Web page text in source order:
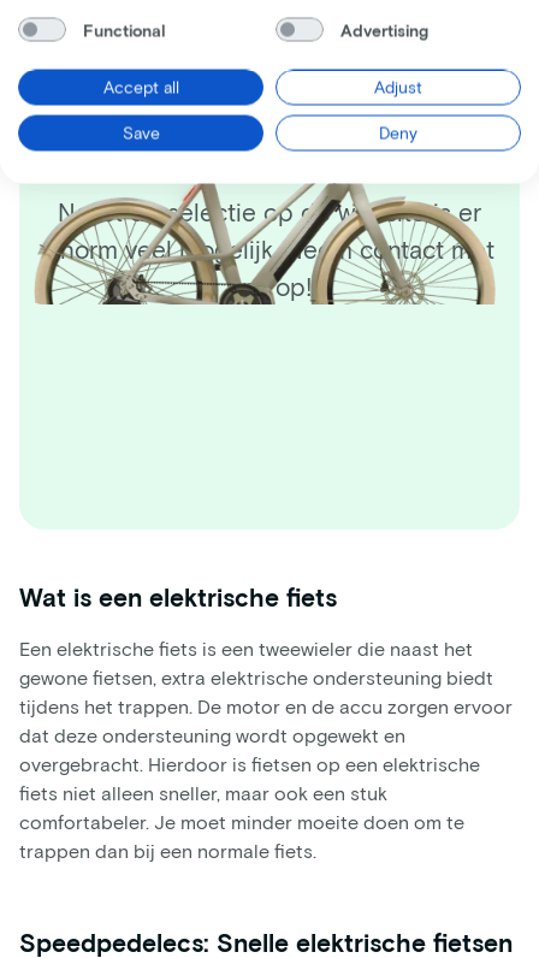
Droomfiets niet
gevonden?
Naast de selectie op de website is er
enorm veel mogelijk. Neem contact met
ons op!
Wat is een elektrische fiets
Een elektrische fiets is een tweewieler die naast het
gewone fietsen, extra elektrische ondersteuning biedt
tijdens het trappen. De motor en de accu zorgen ervoor
dat deze ondersteuning wordt opgewekt en
overgebracht. Hierdoor is fietsen op een elektrische
fiets niet alleen sneller, maar ook een stuk
comfortabeler. Je moet minder moeite doen om te
trappen dan bij een normale fiets.
Speedpedelecs: Snelle elektrische fietsen
Functional Advertising
Accept all Adjust
Save Deny